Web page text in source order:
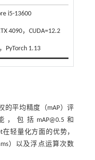
i5-13600
4090，CUDA=12.2
PyTorch 1.13
的平均精度（mAP）评
包括mAP@0.5和
在轻量化方面的优势，
）以及浮点运算次数